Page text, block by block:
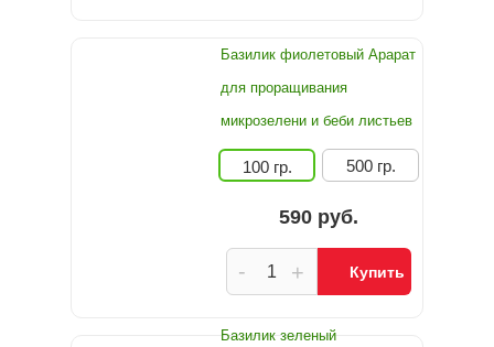
Базилик фиолетовый Арарат
для проращивания
микрозелени и беби листьев
100 гр. 500 гр.
590 руб.
+
- Купить
Базилик зеленый